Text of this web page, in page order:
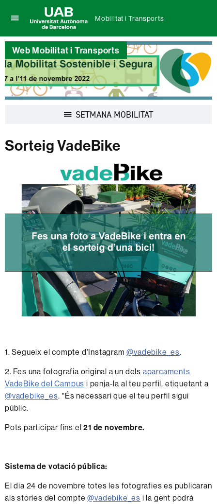
per
desplegar
el
menú
de
Mobilitat
i
Universitat
Autònoma
de
Barcelona
Mobilitat i Transports
Web Mobilitat i Transports
SETMANA MOBILITATDesplegar
Sorteig VadeBike
1. Segueix el compte d'Instagram@vadebike_es.
2. Fes una fotografia original a un dels aparcaments
VadeBike del Campus i penja-la al teu perfil, etiquetant a
@vadebike_es. *És necessari que el teu perfil sigui
públic.
Pots participar fins el 21 de novembre.
Sistema de votació pública:
El dia 24 de novembre totes les fotografies es publicaran
als stories del compte@vadebike_es i la gent podrà